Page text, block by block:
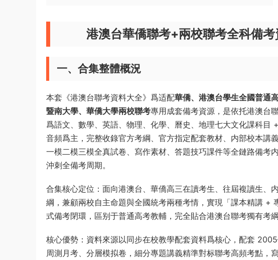
港澳台華僑聯考+兩校聯考全科備
一、合集整體概況
本套《港澳台聯考資料大全》爲适配華僑、港澳台學生全國普通
暨南大學、華僑大學兩校聯考專用成套備考資源，是依托港澳台
爲語文、數學、英語、物理、化學、曆史、地理七大文化課科目
音頻爲主，完整收錄官方考綱、官方指定配套教材、内部校本
一模二模三模全真試卷、寫作素材、答題技巧課件等全鏈路備考
沖刺全備考周期。
合集核心定位：面向港澳台、華僑高三在讀考生、往屆複讀生、
綱，兼顧兩校自主命題與全國統考兩種考情，實現「課本精講
式備考閉環，區别于普通高考教輔，完全貼合港澳台聯考獨有考
核心優勢：資料來源以同步在校教學配套資料爲核心，配套
周測月考、分層模拟卷，細分專題講義精準對标聯考高頻考點，